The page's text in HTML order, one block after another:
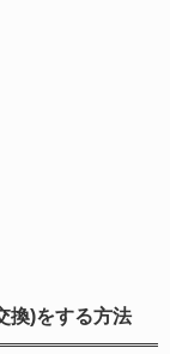
換)をする方法